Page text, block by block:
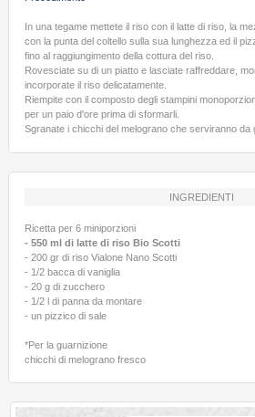
In una tegame mettete il riso con il latte di riso, la
con la punta del coltello sulla sua lunghezza ed il
fino al raggiungimento della cottura del riso.
Rovesciate su di un piatto e lasciate raffreddare,
incorporate il riso delicatamente.
Riempite con il composto degli stampini
per un paio d'ore prima di sformarli.
Sgranate i chicchi del melograno che serviranno da
INGREDIENTI
Ricetta per 6 miniporzioni
- 550 ml di latte di riso Bio Scotti
- 200 gr di riso Vialone Nano Scotti
- 1/2 bacca di vaniglia
- 20 g di zucchero
- 1/2 l di panna da montare
- un pizzico di sale
*Per la guarnizione
chicchi di melograno fresco